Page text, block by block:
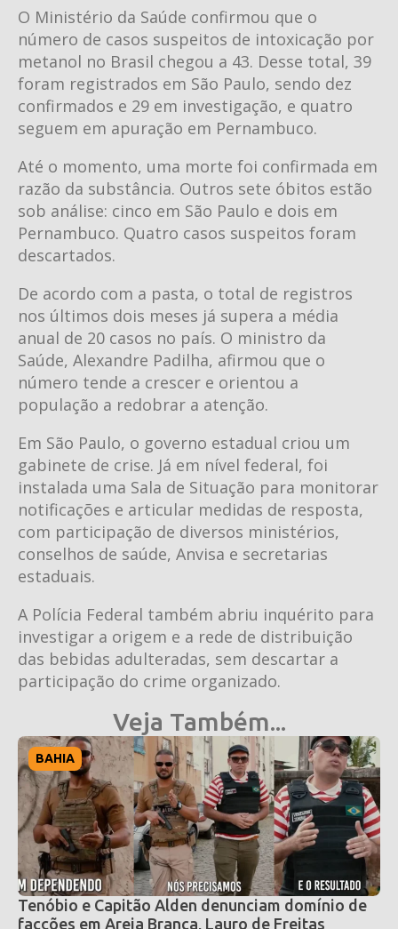
O Ministério da Saúde confirmou que o
número de casos suspeitos de intoxicação por
metanol no Brasil chegou a 43. Desse total, 39
foram registrados em São Paulo, sendo dez
confirmados e 29 em investigação, e quatro
seguem em apuração em Pernambuco.
Até o momento, uma morte foi confirmada em
razão da substância. Outros sete óbitos estão
sob análise: cinco em São Paulo e dois em
Pernambuco. Quatro casos suspeitos foram
descartados.
De acordo com a pasta, o total de registros
nos últimos dois meses já supera a média
anual de 20 casos no país. O ministro da
Saúde, Alexandre Padilha, afirmou que o
número tende a crescer e orientou a
população a redobrar a atenção.
Em São Paulo, o governo estadual criou um
gabinete de crise. Já em nível federal, foi
instalada uma Sala de Situação para monitorar
notificações e articular medidas de resposta,
com participação de diversos ministérios,
conselhos de saúde, Anvisa e secretarias
estaduais.
A Polícia Federal também abriu inquérito para
investigar a origem e a rede de distribuição
das bebidas adulteradas, sem descartar a
participação do crime organizado.
Veja Também...
BAHIA
Tenóbio e Capitão Alden denunciam domínio de
facções em Areia Branca, Lauro de Freitas